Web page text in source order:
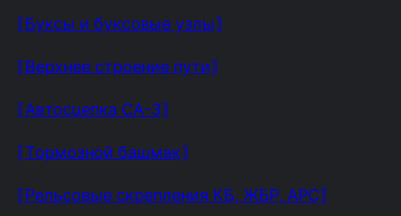
⟦Буксы и буксовые узлы⟧
⟦Верхнее строение пути⟧
⟦Автосцепка СА-3⟧
⟦Тормозной башмак⟧
⟦Рельсовые скрепления КБ, ЖБР, АРС⟧